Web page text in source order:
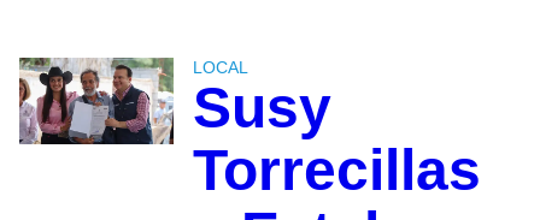
LOCAL
Susy
Torrecillas